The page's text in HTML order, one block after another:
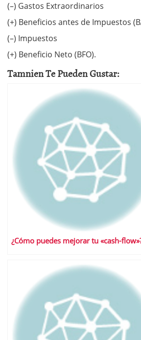
(–) Gastos Extraordinarios
(+) Beneficios antes de Impuestos
(–) Impuestos
(+) Beneficio Neto (BFO).
Tamnien Te Pueden Gustar:
¿Cómo puedes mejorar tu «cash-